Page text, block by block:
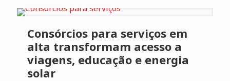
Consórcios para serviços em
alta transformam acesso a
viagens, educação e energia
solar